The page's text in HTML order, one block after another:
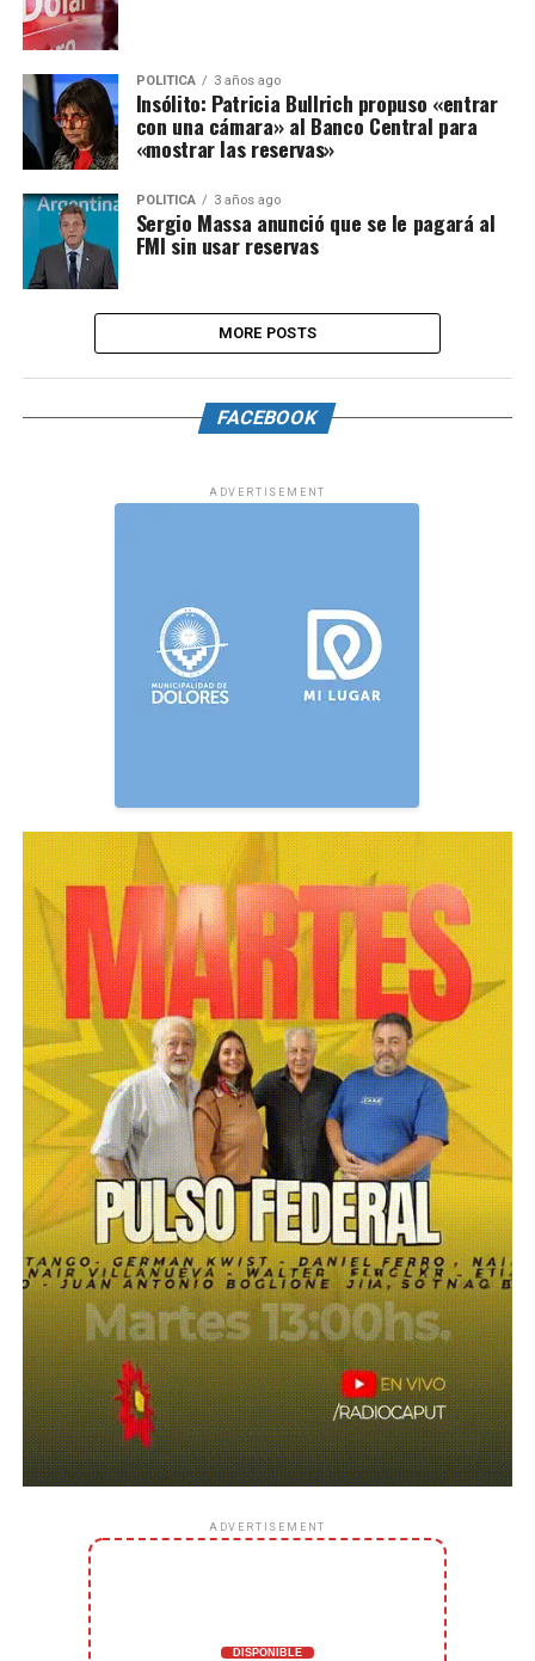
POLÍTICA 3 años ago
Insólito: Patricia Bullrich propuso «entrar
con una cámara» al Banco Central para
«mostrar las reservas»
POLÍTICA 3 años ago
Sergio Massa anunció que se le pagará al
FMI sin usar reservas
MORE POSTS
FACEBOOK
ADVERTISEMENT
ADVERTISEMENT
DISPONIBLE